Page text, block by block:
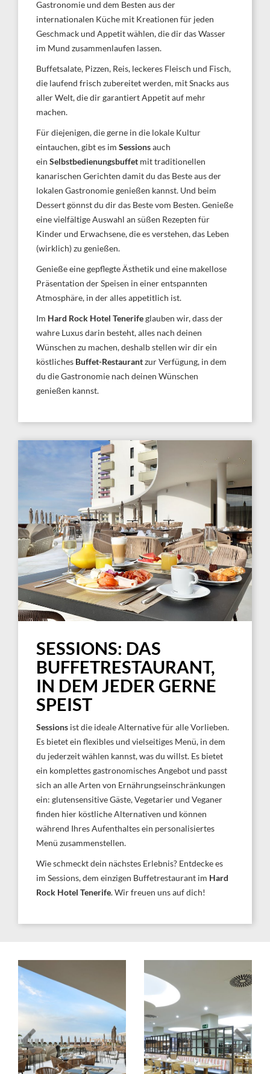
Gastronomie und dem Besten aus der
internationalen Küche mit Kreationen für jeden
Geschmack und Appetit wählen, die dir das Wasser
im Mund zusammenlaufen lassen.
Buffetsalate, Pizzen, Reis, leckeres Fleisch und Fisch,
die laufend frisch zubereitet werden, mit Snacks aus
aller Welt, die dir garantiert Appetit auf mehr
machen.
Für diejenigen, die gerne in die lokale Kultur
eintauchen, gibt es im Sessionsauch
ein Selbstbedienungsbuffet mit traditionellen
kanarischen Gerichten damit du das Beste aus der
lokalen Gastronomie genießen kannst. Und beim
Dessert gönnst du dir das Beste vom Besten. Genieße
eine vielfältige Auswahl an süßen Rezepten für
Kinder und Erwachsene, die es verstehen, das Leben
(wirklich) zu genießen.
Genieße eine gepflegte Ästhetik und eine makellose
Präsentation der Speisen in einer entspannten
Atmosphäre, in der alles appetitlich ist.
Im Hard Rock Hotel Tenerifeglauben wir, dass der
wahre Luxus darin besteht, alles nach deinen
Wünschen zu machen, deshalb stellen wir dir ein
köstliches Buffet-Restaurantzur Verfügung, in dem
du die Gastronomie nach deinen Wünschen
genießen kannst.
SESSIONS: DAS
BUFFETRESTAURANT,
IN DEM JEDER GERNE
SPEIST
Sessions ist die ideale Alternative für alle Vorlieben.
Es bietet ein flexibles und vielseitiges Menü, in dem
du jederzeit wählen kannst, was du willst. Es bietet
ein komplettes gastronomisches Angebot und passt
sich an alle Arten von Ernährungseinschränkungen
ein: glutensensitive Gäste, Vegetarier und Veganer
finden hier köstliche Alternativen und können
während Ihres Aufenthaltes ein personalisiertes
Menü zusammenstellen.
Wie schmeckt dein nächstes Erlebnis? Entdecke es
im Sessions, dem einzigen Buffetrestaurant im Hard
Rock Hotel Tenerife. Wir freuen uns auf dich!
Image
Slide1
Link
Image
Slide2
Link
Larger
Image